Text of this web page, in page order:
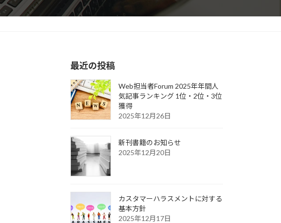
最近の投稿
Web担当者Forum 2025年年間人
気記事ランキング 1位・2位・3位
獲得
2025年12月26日
新刊書籍のお知らせ
2025年12月20日
カスタマーハラスメントに対する
基本方針
2025年12月17日